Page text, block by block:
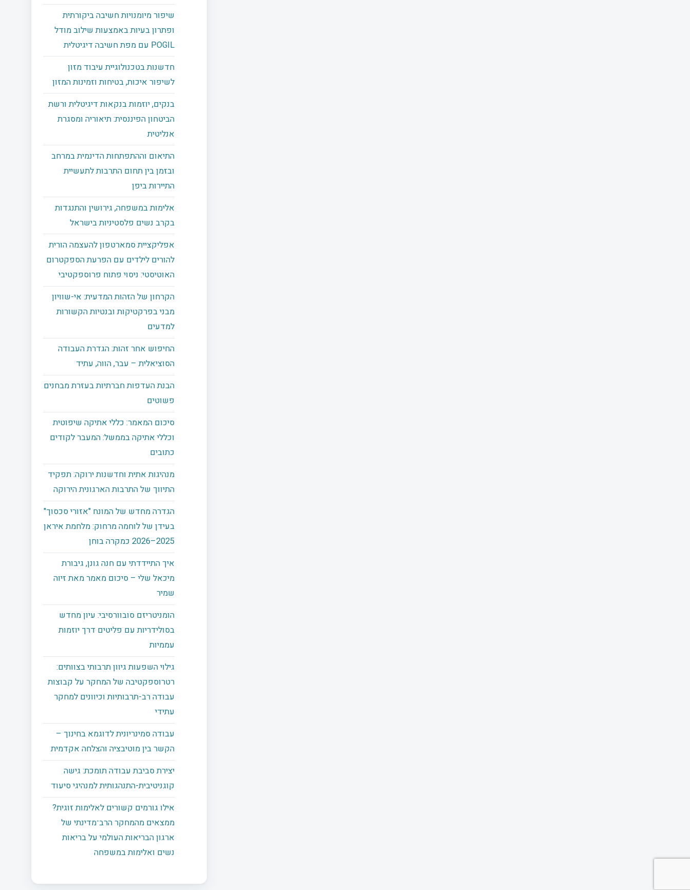
שיפור מיומנויות חשיבה ביקורתית
ופתרון בעיות באמצעות שילוב מודל
POGIL עם מפת חשיבה דיגיטלית
חדשנות בטכנולוגיית עיבוד מזון
לשיפור איכות, בטיחות וזמינות המזון
בנקים, יוזמות בנקאות דיגיטלית ורשת
הביטחון הפיננסית: תיאוריה ומסגרת
אנליטית
התיאום וההתפתחות הדינמית במרחב
ובזמן בין תחום התרבות לתעשיית
התיירות ביפן
אלימות במשפחה, גירושין והתנגדות
בקרב נשים פלסטיניות בישראל
אפליקציית סמארטפון להעצמה הורית
להורים לילדים עם הפרעת הספקטרום
האוטיסטי: ניסוי פתוח פרוספקטיבי
הקרחון של הזהות המדעית: אי-שוויון
מבני בפרקטיקות ובנטיות הקשורות
למדעים
החיפוש אחר זהות: הגדרת העבודה
הסוציאלית – עבר, הווה, עתיד
הבנת העדפות חברתיות בעזרת מבחנים
פשוטים
סיכום המאמר: כללי אתיקה שיפוטית
וכללי אתיקה בממשל: המעבר לקודים
כתובים
מנהיגות אתית וחדשנות ירוקה: תפקיד
התיווך של התרבות הארגונית הירוקה
הגדרה מחדש של המונח "אזורי סכסוך"
בעידן של לוחמה מרחוק: מלחמת איראן
2025–2026 כמקרה בוחן
איך התיידדתי עם חנה גונן, גיבורת
מיכאל שלי – סיכום מאמר מאת זיוה
שמיר
הומניטריזם סובוורסיבי: עיון מחדש
בסולידריות עם פליטים דרך יוזמות
עממיות
גילוי השפעות גיוון תרבותי בצוותים:
רטרוספקטיבה של המחקר על קבוצות
עבודה רב-תרבותיות וכיוונים למחקר
עתידי
עבודה סמינריונית לדוגמא בחינוך –
הקשר בין מוטיבציה והצלחה אקדמית
יצירת סביבת עבודה תומכת: גישה
קוגניטיבית-התנהגותית למנהיגי סיעוד
אילו גורמים קשורים לאלימות זוגית?
ממצאים מהמחקר הרב־מדינתי של
ארגון הבריאות העולמי על בריאות
נשים ואלימות במשפחה